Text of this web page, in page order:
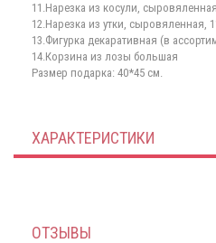
11.Нарезка из косули,
12.Нарезка из утки, сыровяленная,
13.Фигурка декаративная (в
14.Корзина из лозы большая
Размер подарка: 40*45 см.
ХАРАКТЕРИСТИКИ
ОТЗЫВЫ